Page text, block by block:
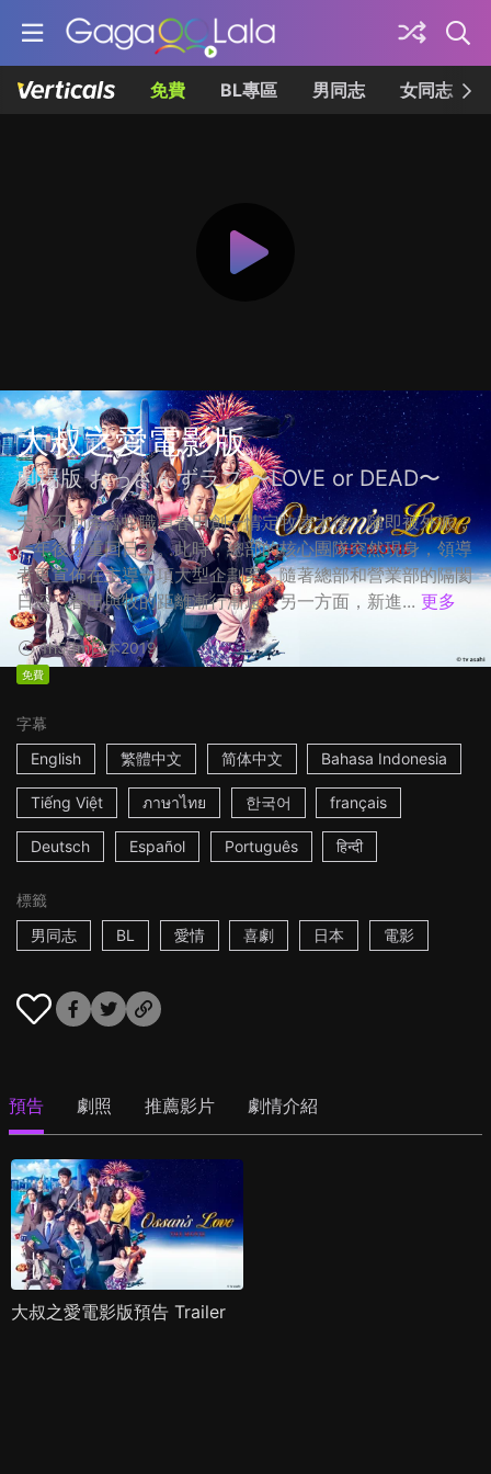
免費 BL專區 男同志 女同志
大叔之愛電影版
劇場版 おっさんずラブ 〜LOVE or DEAD〜
天空不動產魯蛇職員春田創一情定牧凌太後，隨即被外派，
一年後才重回日本。此時，總部的核心團隊突然現身，領導
者更宣佈在主導一項大型企劃案，隨著總部和營業部的隔閡
日深，春田與牧的距離漸行漸遠。另一方面，新進... 更多
1h53m日本2019
免費
字幕
English
繁體中文 简体中文 Bahasa Indonesia
Tiếng Việt ภาษาไทย 한국어 français
Deutsch Español Português हिन्दी
標籤
男同志
BL 愛情 喜劇 日本 電影
預告 劇照 推薦影片 劇情介紹
大叔之愛電影版預告 Trailer